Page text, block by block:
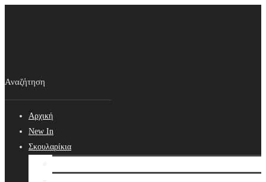
Αρχική
New In
Σκουλαρίκια